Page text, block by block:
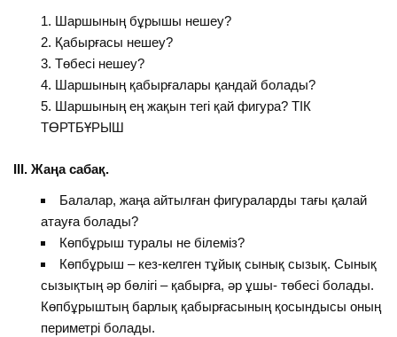
Шаршының бұрышы нешеу?
Қабырғасы нешеу?
Төбесі нешеу?
Шаршының қабырғалары қандай болады?
Шаршының ең жақын тегі қай фигура? ТІК
ТӨРТБҰРЫШ
ІІІ. Жаңа сабақ.
Балалар, жаңа айтылған фигураларды тағы қалай
атауға болады?
Көпбұрыш туралы не білеміз?
Көпбұрыш – кез-келген тұйық сынық сызық. Сынық
сызықтың әр бөлігі – қабырға, әр ұшы- төбесі болады.
Көпбұрыштың барлық қабырғасының қосындысы оның
периметрі болады.